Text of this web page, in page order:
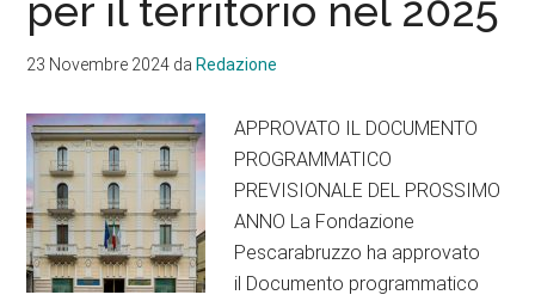
per il territorio nel 2025
23 Novembre 2024 daRedazione
APPROVATO IL DOCUMENTO
PROGRAMMATICO
PREVISIONALE DEL PROSSIMO
ANNO La Fondazione
Pescarabruzzo ha approvato
il Documento programmatico